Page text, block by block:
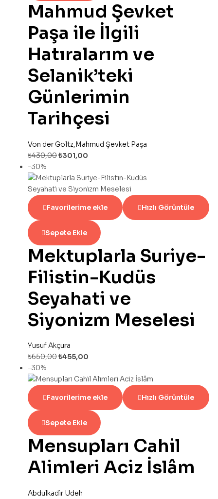
Mahmud Şevket
Paşa ile İlgili
Hatıralarım ve
Selanik’teki
Günlerimin
Tarihçesi
Von der Goltz,Mahmud Şevket Paşa
₺430,00₺301,00
-30%
Favorilerime ekle Hızlı Görüntüle
Sepete Ekle
Mektuplarla Suriye-
Filistin-Kudüs
Seyahati ve
Siyonizm Meselesi
Yusuf Akçura
₺650,00₺455,00
-30%
Favorilerime ekle Hızlı Görüntüle
Sepete Ekle
Mensupları Cahil
Alimleri Aciz İslâm
Abdulkadir Udeh